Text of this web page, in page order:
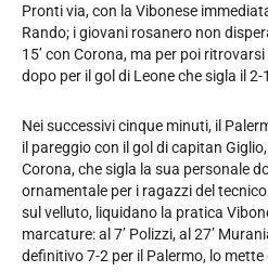
Pronti via, con la Vibonese
Rando; i giovani rosanero non
15’ con Corona, ma per poi
dopo per il gol di Leone che sigla il
Nei successivi cinque minuti, il
il pareggio con il gol di capitan
Corona, che sigla la sua personale
ornamentale per i ragazzi del
sul velluto, liquidano la pratica
marcature: al 7’ Polizzi, al 27’
definitivo 7-2 per il Palermo, lo mette